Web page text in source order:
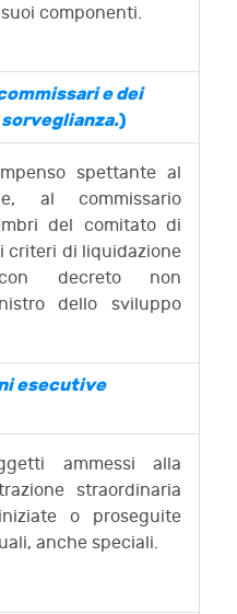
in qualità di
secondo le
previsto
membri al solo
e le spese
dell'industria.
componenti.
parere entro dieci
che, per ragioni di
a pronunciarsi entro
comunque non
membro possono in
le scritture
della procedura e
al commissario
insolvente.
e dei
)
spettante al
al commissario
del comitato di
criteri di liquidazione
decreto non
dello sviluppo
con il Ministro
da adottarsi
applicabili e con gli
dalla specificita'
di cui al
2012, n. 30,
concernente
spettanti ai
determinazione dei
seguenti ulteriori
esecutive
ammessi alla
straordinaria
o proseguite
anche speciali.